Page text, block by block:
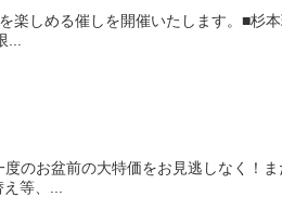
楽しめる催しを開催いたします。■杉
のお盆前の大特価をお見逃しなく！
等、...